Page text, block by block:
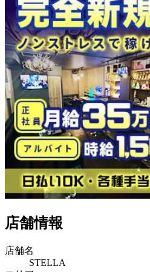
店舗情報
店舗名
STELLA